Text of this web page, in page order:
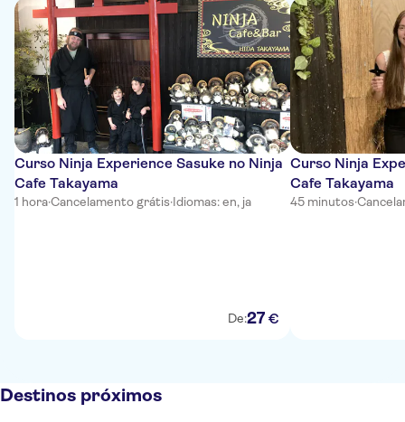
Curso Ninja Experience Sasuke no Ninja
Cafe Takayama
1 hora·Cancelamento grátis·Idiomas: en, ja
De:27 €
Curso Ninja
Cafe Takayama
45 minutos·
Destinos próximos